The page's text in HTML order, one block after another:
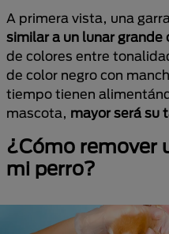
A primera vista, una
similar a un lunar grande
de colores entre
de color negro con
tiempo tienen
mascota, mayor será su
¿Cómo remover
mi perro?